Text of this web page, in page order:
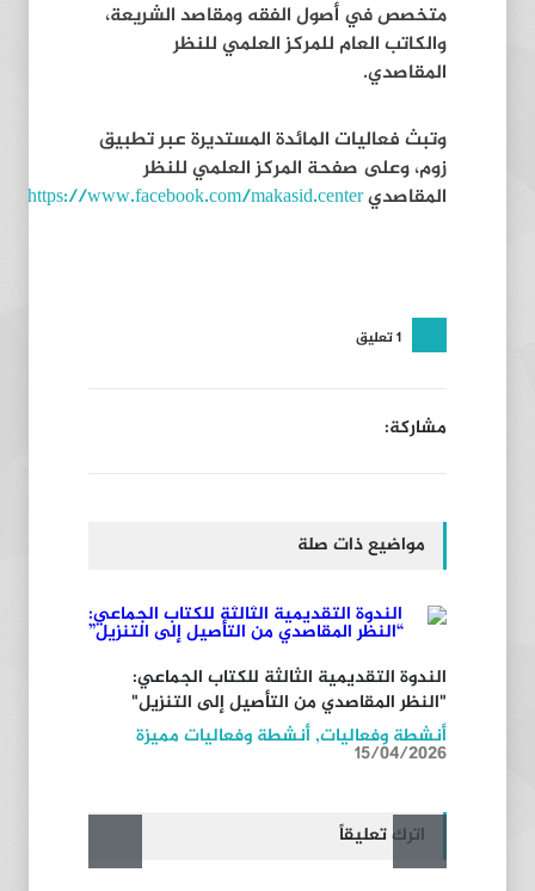
متخصص في أصول الفقه ومقاصد الشريعة،
والكاتب العام للمركز العلمي للنظر
المقاصدي.
وتبث فعاليات المائدة المستديرة عبر تطبيق
زوم، وعلى صفحة المركز العلمي للنظر
المقاصديhttps://www.facebook.com/makasid.center
1 تعليق
مشاركة:
مواضيع ذات صلة
الندوة التقديمية الثالثة للكتاب الجماعي:
"النظر المقاصدي من التأصيل إلى التنزيل"
أنشطة وفعاليات,أنشطة وفعاليات مميزة
15/04/2026
اترك تعليقاً